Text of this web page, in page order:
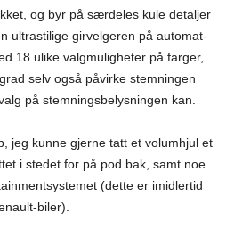
og byr på særdeles kule detaljer
ultrastilige girvelgeren på automat-
18 ulike valgmuligheter på farger,
selv også påvirke stemningen
på stemningsbelysningen kan.
jeg kunne gjerne tatt et volumhjul et
i stedet for på pod bak, samt noe
(dette er imidlertid
biler).